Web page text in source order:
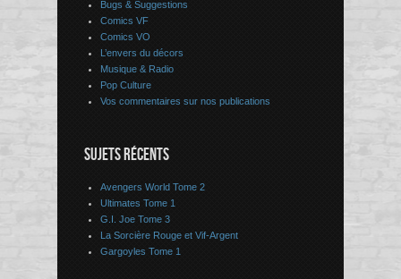
Bugs & Suggestions
Comics VF
Comics VO
L’envers du décors
Musique & Radio
Pop Culture
Vos commentaires sur nos publications
SUJETS RÉCENTS
Avengers World Tome 2
Ultimates Tome 1
G.I. Joe Tome 3
La Sorcière Rouge et Vif-Argent
Gargoyles Tome 1